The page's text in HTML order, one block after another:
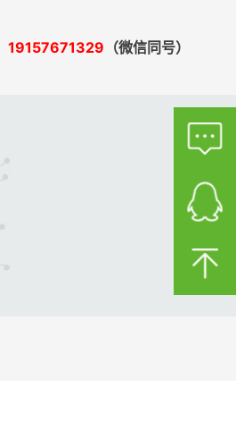
19157671329 （微信同号）